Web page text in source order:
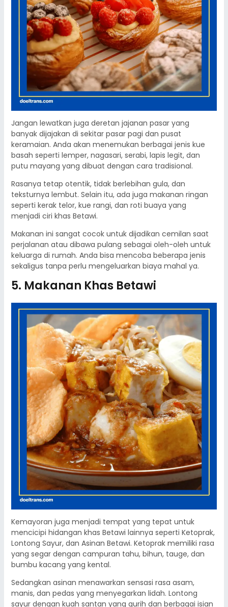
Jangan lewatkan juga deretan jajanan pasar yang
banyak dijajakan di sekitar pasar pagi dan pusat
keramaian. Anda akan menemukan berbagai jenis kue
basah seperti lemper, nagasari, serabi, lapis legit, dan
putu mayang yang dibuat dengan cara tradisional.
Rasanya tetap otentik, tidak berlebihan gula, dan
teksturnya lembut. Selain itu, ada juga makanan ringan
seperti kerak telor, kue rangi, dan roti buaya yang
menjadi ciri khas Betawi.
Makanan ini sangat cocok untuk dijadikan cemilan saat
perjalanan atau dibawa pulang sebagai oleh-oleh untuk
keluarga di rumah. Anda bisa mencoba beberapa jenis
sekaligus tanpa perlu mengeluarkan biaya mahal ya.
5. Makanan Khas Betawi
Kemayoran juga menjadi tempat yang tepat untuk
mencicipi hidangan khas Betawi lainnya seperti Ketoprak,
Lontong Sayur, dan Asinan Betawi. Ketoprak memiliki rasa
yang segar dengan campuran tahu, bihun, tauge, dan
bumbu kacang yang kental.
Sedangkan asinan menawarkan sensasi rasa asam,
manis, dan pedas yang menyegarkan lidah. Lontong
sayur dengan kuah santan yang gurih dan berbagai isian